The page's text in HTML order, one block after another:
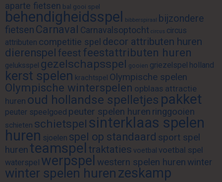
aparte fietsen bal gooi spel
behendigheidsspel bibberspiraal bijzondere
fietsen Carnaval Carnavalsoptocht circus circus
attributen competitie spel decor attributen huren
dierenspel feest feestattributen huren
geluksspel gezelschapsspel gooien griezelspel holland
kerst spelen krachtspel Olympische spelen
Olympische winterspelen opblaas attractie
huren oud hollandse spelletjes pakket
peuter speelgoed peuter spelen huren ringgooien
schieten schietspel sinterklaas spelen
huren sjoelen spel op standaard sport spel
huren teamspel traktaties voetbal voetbal spel
waterspel werpspel western spelen huren winter
winter spelen huren zeskamp